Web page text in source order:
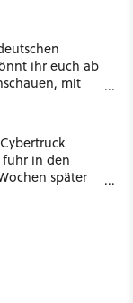
ihr euch ab
mit
fuhr in den
später